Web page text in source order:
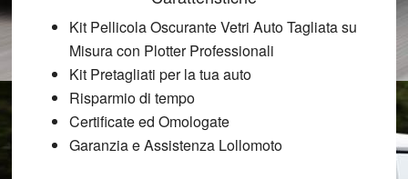
Kit Pellicola Oscurante Vetri Auto Tagliata su
Misura con Plotter Professionali
Kit Pretagliati per la tua auto
Risparmio di tempo
Certificate ed Omologate
Garanzia e Assistenza Lollomoto